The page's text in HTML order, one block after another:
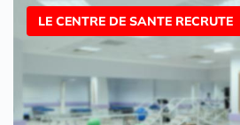
LE CENTRE DE SANTE RECRUTE